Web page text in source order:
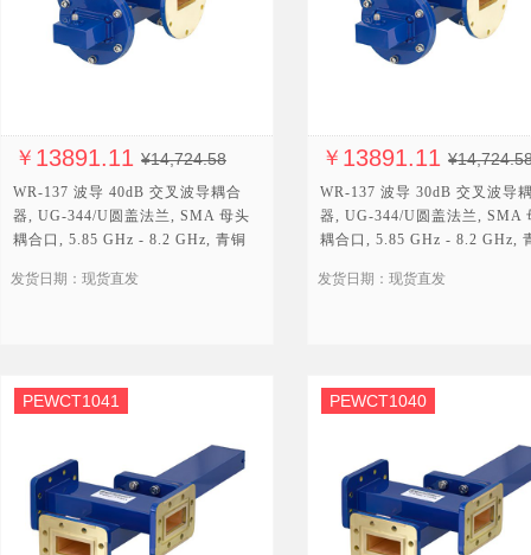
￥ 13891.11 ¥14,724.58
WR-137 波导 40dB 交叉波导耦合
器, UG-344/U圆盖法兰, SMA 母头
耦合口, 5.85 GHz - 8.2 GHz, 青铜
发货日期：现货直发
￥ 13891.11
WR-137 波导 30dB 交叉波导
器, UG-344/U圆盖法兰, SMA
耦合口, 5.85 GHz - 8.2 GHz,
发货日期：现货直发
PEWCT1041 PEWCT1040